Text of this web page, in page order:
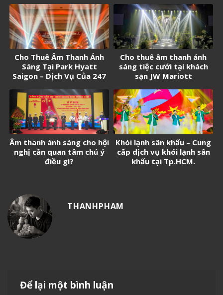
2026
Cho Thuê Âm Thanh Ánh
Sáng Tại Park Hyatt
Saigon – Dịch Vụ Của 247
Cho thuê âm thanh ánh
sáng tiệc cưới tại khách
sạn JW Mariott
Âm thanh ánh sáng cho hội
nghị cần quan tâm chú ý
điều gì?
Khói lạnh sân khấu – Cung
cấp dịch vụ khói lạnh sân
khấu tại Tp.HCM.
THANHPHAM
Để lại một bình luận